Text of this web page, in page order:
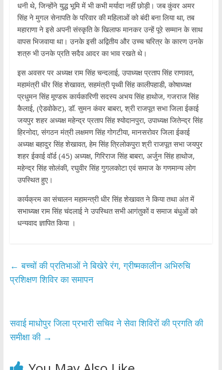
धनी थे, जिन्होंने युद्ध भूमि में भी कभी मर्यादा नहीं छोड़ी। जब कुंवर अमर
सिंह ने मुगल सेनापति के परिवार की महिलाओं को बंदी बना लिया था, तब
महाराणा ने इसे अपनी संस्कृति के खिलाफ मानकर उन्हें पूरे सम्मान के साथ
वापस भिजवाया था। उनके इसी अद्वितीय और उच्च चरित्र के कारण उनके
शत्रु भी उनके प्रति सदैव आदर का भाव रखते थे।
इस अवसर पर अध्यक्ष राम सिंह चन्दलाई, उपाध्यक्ष प्रताप सिंह राणावत,
महामंत्री धीर सिंह शेखावत, सहमंत्री पृथ्वी सिंह कालीपहाडी, कोषाध्यक्ष
प्रधुमन सिंह मूण्डरू कार्यकारिणी सदस्य अभय सिंह हाथोज, गजराज सिंह
कैलाई, (ऐडवोकेट), डॉ. सुमन कंवर बाबरा, श्री राजपूत सभा जिला ईकाई
जयपुर शहर अध्यक्ष महेन्द्र प्रताप सिंह श्योदानपुरा, उपाध्यक्ष जितेन्द्र सिंह
हिरनोदा, संगठन मंत्री लक्षमण सिंह गोगटीया, मानसरोवर जिला ईकाई
अध्यक्ष बहादुर सिंह शेखावत, हेम सिंह त्रिलोकपुरा श्री राजपूत सभा जयपुर
शहर ईकाई वॉर्ड (45) अध्यक्ष, गिरिराज सिंह बाबरा, अर्जुन सिंह हाथोज,
महेन्द्र सिंह सोलंकी, रघुवीर सिंह गुगलकोटा एवं समाज के गणमान्य लोग
उपस्थित हुए।
कार्यक्रम का संचालन महामन्त्री धीर सिंह शेखावत ने किया तथा अंत में
सभाध्यक्ष राम सिंह चंदलाई ने उपस्थित सभी आगंतुकों व समाज बंधुओं को
धन्यवाद ज्ञापित किया ।
← बच्चों की प्रतिभाओं ने बिखेरे रंग, ग्रीष्मकालीन अभिरुचि
प्रशिक्षण शिविर का समापन
सवाई माधोपुर जिला प्रभारी सचिव ने सेवा शिविरों की प्रगति की
समीक्षा की →